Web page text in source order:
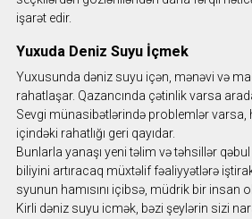
işarət edir.
Yuxuda Deniz Suyu İçmek
Yuxusunda dəniz suyu içən, mənəvi və
rahatlaşar. Qazancında çətinlik varsa
Sevgi münasibətlərində problemlər varsa,
içindəki rahatlığı geri qayıdar.
Bunlarla yanaşı yeni təlim və təhsillər
biliyini artıracaq müxtəlif fəaliyyətlərə
syunun hamısını içibsə, müdrik bir insan
Kirli dəniz suyu icmək, bəzi şeylərin sizi